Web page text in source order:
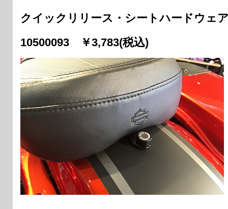
クイックリリース・シートハードウェ
10500093 ￥3,783(税込)